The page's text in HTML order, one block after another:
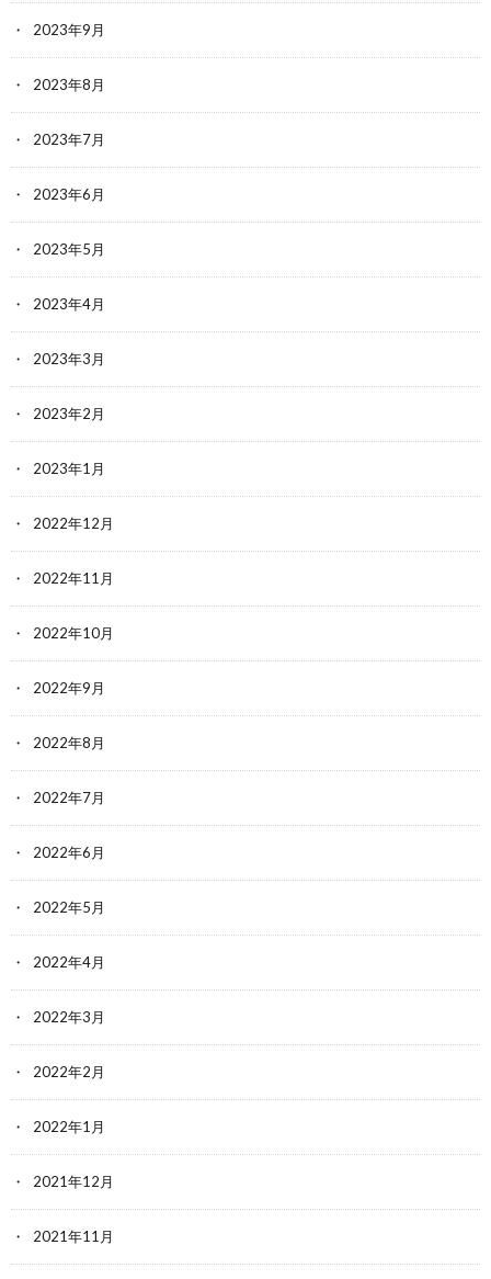
2023年9月
2023年8月
2023年7月
2023年6月
2023年5月
2023年4月
2023年3月
2023年2月
2023年1月
2022年12月
2022年11月
2022年10月
2022年9月
2022年8月
2022年7月
2022年6月
2022年5月
2022年4月
2022年3月
2022年2月
2022年1月
2021年12月
2021年11月